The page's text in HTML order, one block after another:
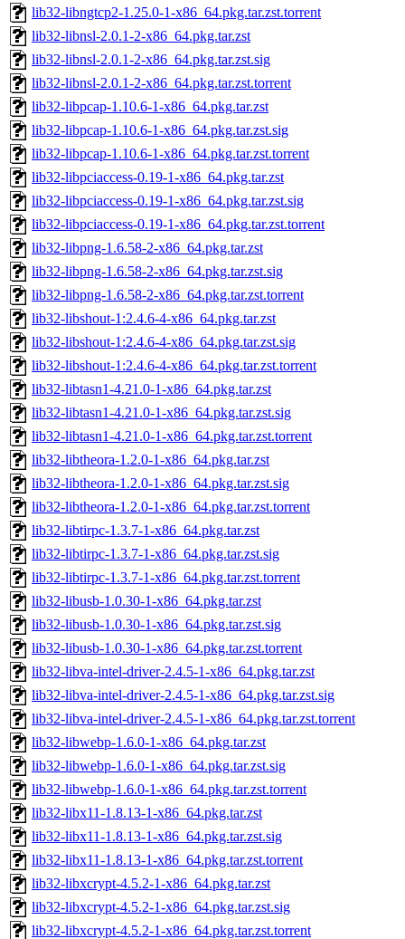
lib32-libngtcp2-1.25.0-1-x86_64.pkg.tar.zst.torrent
lib32-libnsl-2.0.1-2-x86_64.pkg.tar.zst
lib32-libnsl-2.0.1-2-x86_64.pkg.tar.zst.sig
lib32-libnsl-2.0.1-2-x86_64.pkg.tar.zst.torrent
lib32-libpcap-1.10.6-1-x86_64.pkg.tar.zst
lib32-libpcap-1.10.6-1-x86_64.pkg.tar.zst.sig
lib32-libpcap-1.10.6-1-x86_64.pkg.tar.zst.torrent
lib32-libpciaccess-0.19-1-x86_64.pkg.tar.zst
lib32-libpciaccess-0.19-1-x86_64.pkg.tar.zst.sig
lib32-libpciaccess-0.19-1-x86_64.pkg.tar.zst.torrent
lib32-libpng-1.6.58-2-x86_64.pkg.tar.zst
lib32-libpng-1.6.58-2-x86_64.pkg.tar.zst.sig
lib32-libpng-1.6.58-2-x86_64.pkg.tar.zst.torrent
lib32-libshout-1:2.4.6-4-x86_64.pkg.tar.zst
lib32-libshout-1:2.4.6-4-x86_64.pkg.tar.zst.sig
lib32-libshout-1:2.4.6-4-x86_64.pkg.tar.zst.torrent
lib32-libtasn1-4.21.0-1-x86_64.pkg.tar.zst
lib32-libtasn1-4.21.0-1-x86_64.pkg.tar.zst.sig
lib32-libtasn1-4.21.0-1-x86_64.pkg.tar.zst.torrent
lib32-libtheora-1.2.0-1-x86_64.pkg.tar.zst
lib32-libtheora-1.2.0-1-x86_64.pkg.tar.zst.sig
lib32-libtheora-1.2.0-1-x86_64.pkg.tar.zst.torrent
lib32-libtirpc-1.3.7-1-x86_64.pkg.tar.zst
lib32-libtirpc-1.3.7-1-x86_64.pkg.tar.zst.sig
lib32-libtirpc-1.3.7-1-x86_64.pkg.tar.zst.torrent
lib32-libusb-1.0.30-1-x86_64.pkg.tar.zst
lib32-libusb-1.0.30-1-x86_64.pkg.tar.zst.sig
lib32-libusb-1.0.30-1-x86_64.pkg.tar.zst.torrent
lib32-libva-intel-driver-2.4.5-1-x86_64.pkg.tar.zst
lib32-libva-intel-driver-2.4.5-1-x86_64.pkg.tar.zst.sig
lib32-libva-intel-driver-2.4.5-1-x86_64.pkg.tar.zst.torrent
lib32-libwebp-1.6.0-1-x86_64.pkg.tar.zst
lib32-libwebp-1.6.0-1-x86_64.pkg.tar.zst.sig
lib32-libwebp-1.6.0-1-x86_64.pkg.tar.zst.torrent
lib32-libx11-1.8.13-1-x86_64.pkg.tar.zst
lib32-libx11-1.8.13-1-x86_64.pkg.tar.zst.sig
lib32-libx11-1.8.13-1-x86_64.pkg.tar.zst.torrent
lib32-libxcrypt-4.5.2-1-x86_64.pkg.tar.zst
lib32-libxcrypt-4.5.2-1-x86_64.pkg.tar.zst.sig
lib32-libxcrypt-4.5.2-1-x86_64.pkg.tar.zst.torrent